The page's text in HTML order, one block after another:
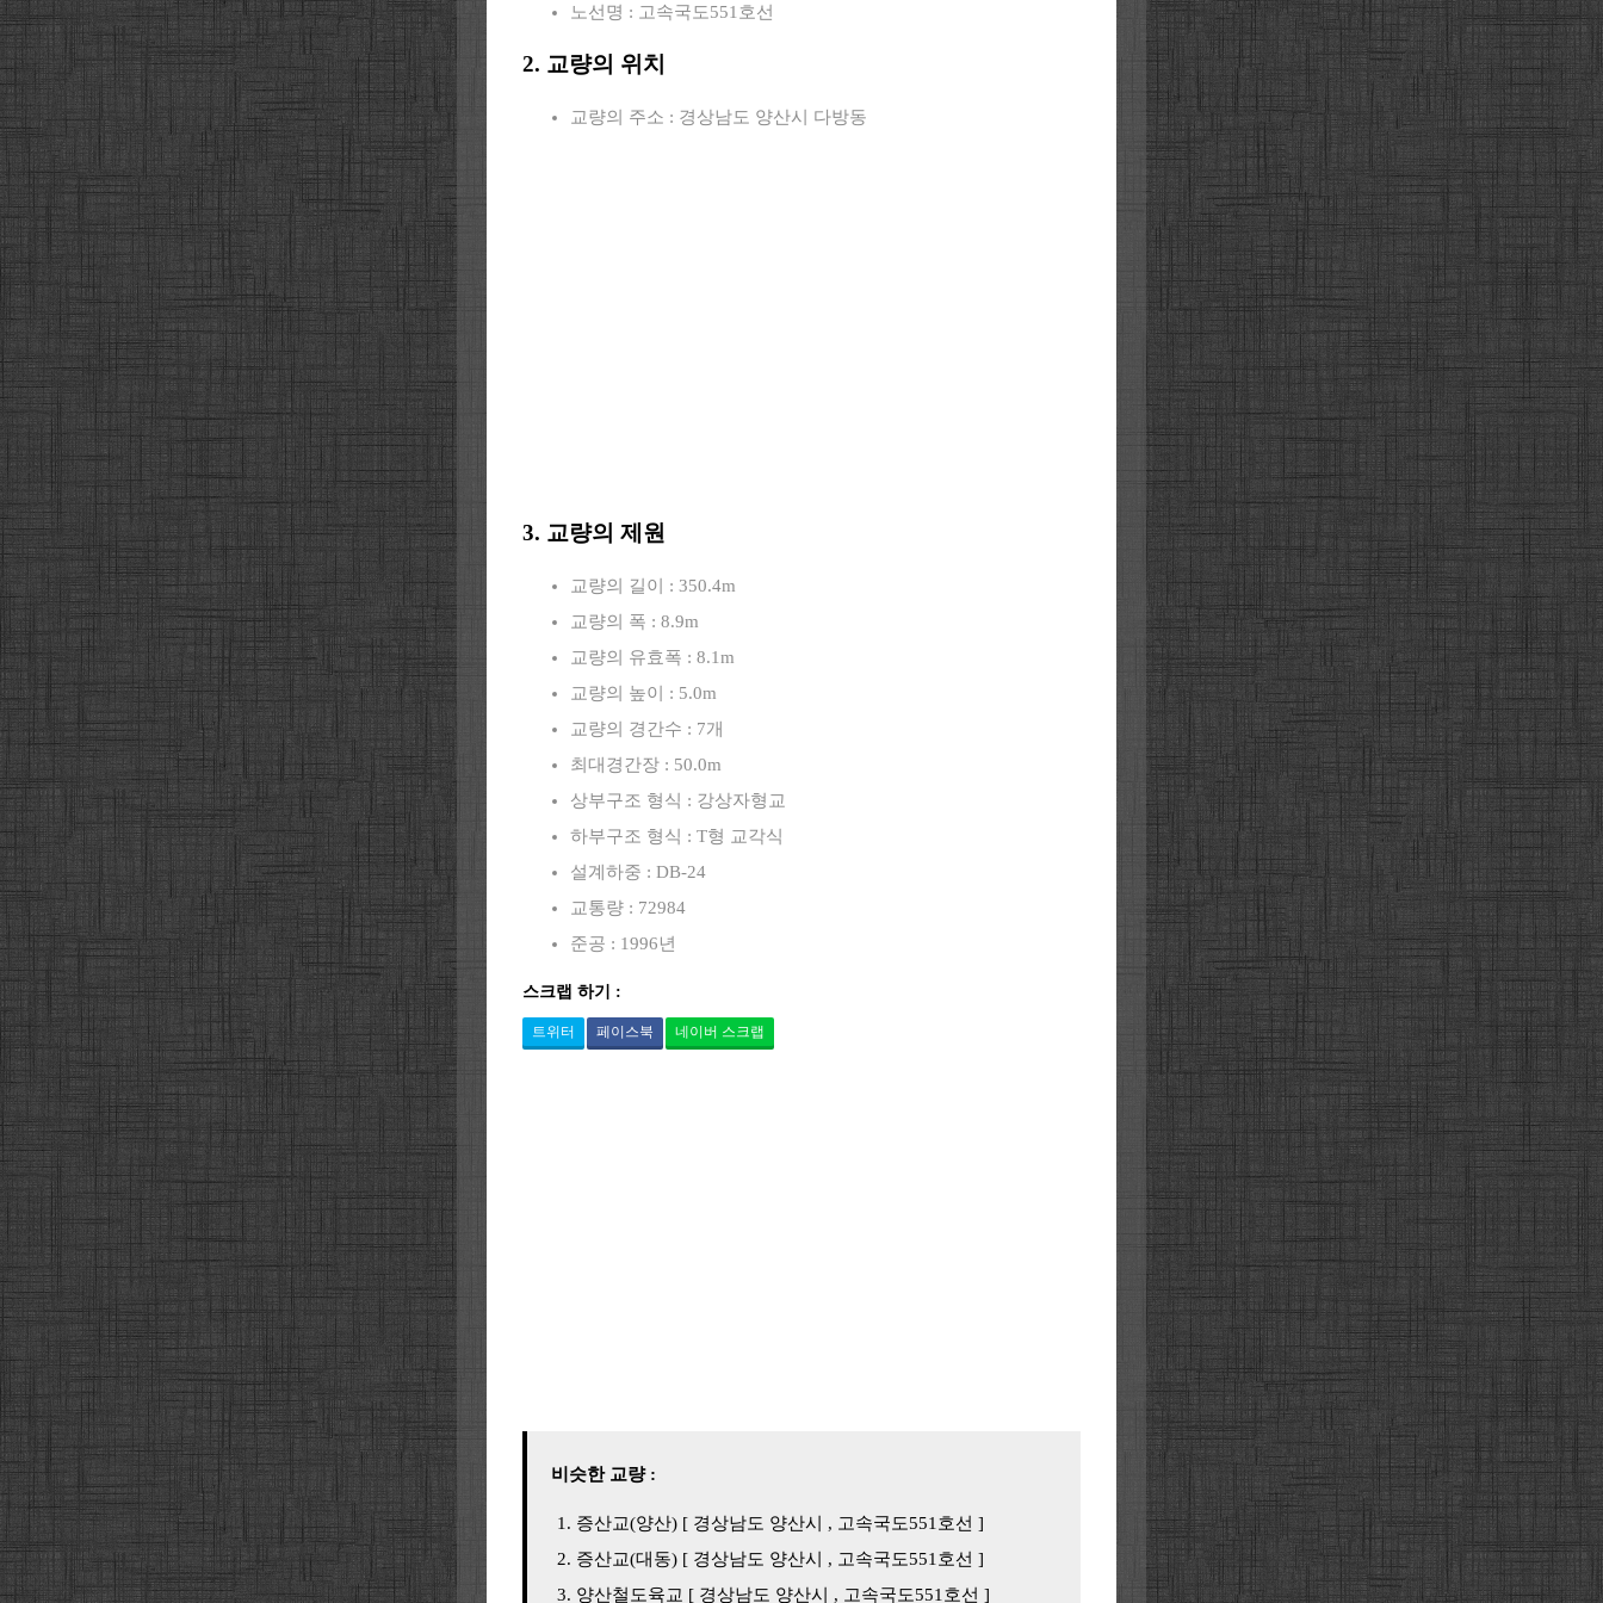
노선명 : 고속국도551호선
2. 교량의 위치
교량의 주소 : 경상남도 양산시 다방동
3. 교량의 제원
교량의 길이 : 350.4m
교량의 폭 : 8.9m
교량의 유효폭 : 8.1m
교량의 높이 : 5.0m
교량의 경간수 : 7개
최대경간장 : 50.0m
상부구조 형식 : 강상자형교
하부구조 형식 : T형 교각식
설계하중 : DB-24
교통량 : 72984
준공 : 1996년
스크랩 하기 :
트위터 페이스북 네이버 스크랩
비슷한 교량 :
증산교(양산) [ 경상남도 양산시 , 고속국도551호선 ]
증산교(대동) [ 경상남도 양산시 , 고속국도551호선 ]
양산철도육교 [ 경상남도 양산시 , 고속국도551호선 ]